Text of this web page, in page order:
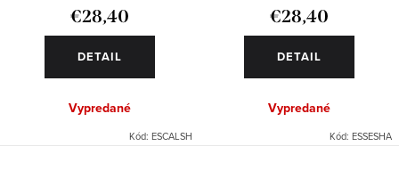
€28,40
DETAIL
Vypredané
Kód: ESCALSH
€28,40
DETAIL
Vypredané
Kód: ESSESHA